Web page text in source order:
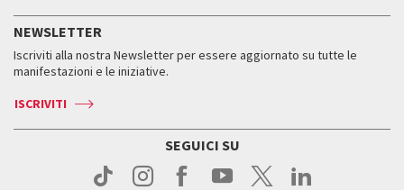
Come raggiungerci
Come raggiungerci
Contatti
Press
Orari e sedi
Biglietti
Servizi al pubblico
Come raggiungerci
Contatti
Storia
Orari e sedi
NEWSLETTER
Iscriviti alla nostra Newsletter per essere aggiornato su tutte le
manifestazioni e le iniziative.
ISCRIVITI
SEGUICI SU